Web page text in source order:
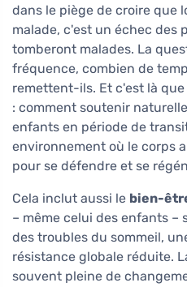
dans le piège de croire que
malade, c'est un échec des
tomberont malades. La
fréquence, combien de
remettent-ils. Et c'est là
: comment soutenir
enfants en période de
environnement où le corps
pour se défendre et se
Cela inclut aussi le bien-
– même celui des enfants –
des troubles du sommeil,
résistance globale réduite.
souvent pleine de